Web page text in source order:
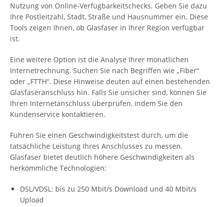
Nutzung von Online-Verfügbarkeitschecks. Geben Sie dazu
Ihre Postleitzahl, Stadt, Straße und Hausnummer ein. Diese
Tools zeigen Ihnen, ob Glasfaser in Ihrer Region verfügbar
ist.
Eine weitere Option ist die Analyse Ihrer monatlichen
Internetrechnung. Suchen Sie nach Begriffen wie „Fiber“
oder „FTTH“. Diese Hinweise deuten auf einen bestehenden
Glasfaseranschluss hin. Falls Sie unsicher sind, können Sie
Ihren Internetanschluss überprüfen, indem Sie den
Kundenservice kontaktieren.
Führen Sie einen Geschwindigkeitstest durch, um die
tatsächliche Leistung Ihres Anschlusses zu messen.
Glasfaser bietet deutlich höhere Geschwindigkeiten als
herkömmliche Technologien:
DSL/VDSL: bis zu 250 Mbit/s Download und 40 Mbit/s
Upload